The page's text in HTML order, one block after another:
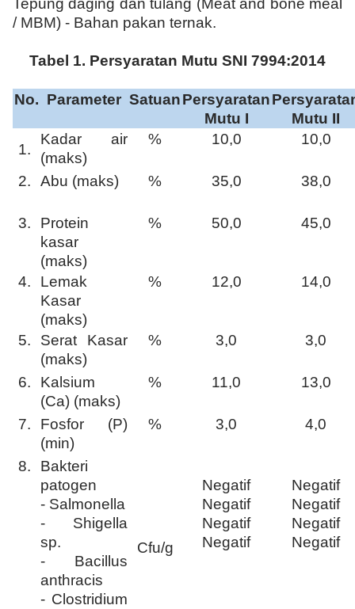
Tepung daging dan tulang (Meat and bone meal
/ MBM) - Bahan pakan ternak.
Tabel 1. Persyaratan Mutu SNI 7994:2014
No. Parameter SatuanPersyaratan
Mutu I
Mutu II
1.
Kadar air
(maks)
% 10,0 10,0
2. Abu (maks) % 35,0 38,0
3.
Protein
kasar
(maks)
% 50,0 45,0
4.
Lemak
Kasar
(maks)
% 12,0 14,0
5.
Serat Kasar
(maks)
% 3,0 3,0
6.
Kalsium
(Ca) (maks)
% 11,0 13,0
7.
Fosfor (P)
(min)
% 3,0 4,0
8.
Bakteri
patogen
- Salmonella
- Shigella
sp.
- Bacillus
anthracis
- Clostridium
Cfu/g
Negatif
Negatif
Negatif
Negatif
Negatif
Negatif
Negatif
Negatif